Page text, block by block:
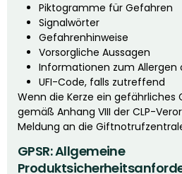
Piktogramme für Gefahren
Signalwörter
Gefahrenhinweise
Vorsorgliche Aussagen
Informationen zum Allergen
UFI-Code, falls zutreffend
Wenn die Kerze ein gefährliches
gemäß Anhang VIII der CLP-
Meldung an die
GPSR: Allgemeine